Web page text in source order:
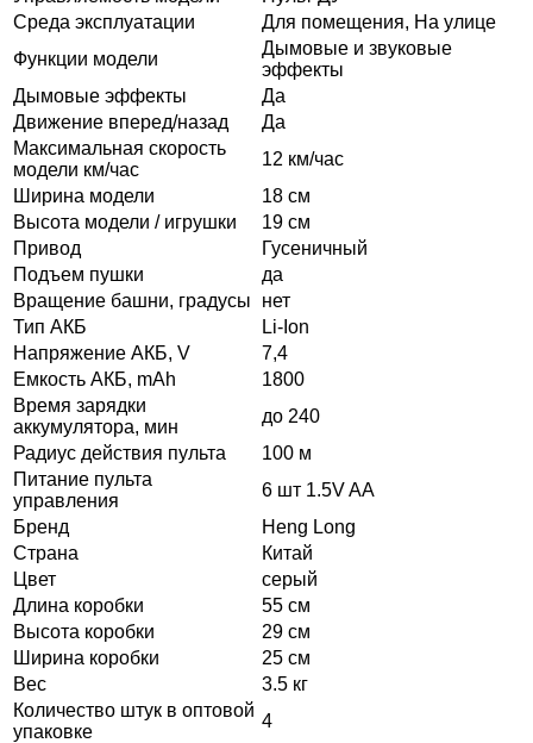
Среда эксплуатации
Для помещения, На улице
Функции модели
Дымовые и звуковые
эффекты
Дымовые эффекты
Да
Движение вперед/назад
Да
Максимальная скорость
модели км/час
12 км/час
Ширина модели
18 см
Высота модели / игрушки
19 см
Привод
Гусеничный
Подъем пушки
да
Вращение башни, градусы
нет
Тип АКБ
Li-Ion
Напряжение АКБ, V
7,4
Емкость АКБ, mAh
1800
Время зарядки
аккумулятора, мин
до 240
Радиус действия пульта
100 м
Питание пульта
управления
6 шт 1.5V AA
Бренд
Heng Long
Страна
Китай
Цвет
серый
Длина коробки
55 см
Высота коробки
29 см
Ширина коробки
25 см
Вес
3.5 кг
Количество штук в оптовой
упаковке
4